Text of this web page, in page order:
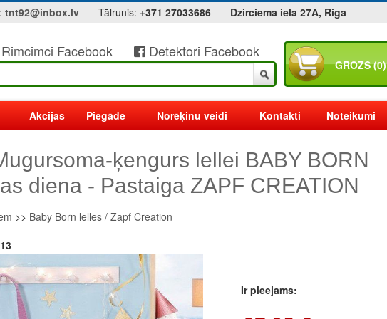
tnt92@inbox.lv Tālrunis: +371 27033686 Dzirciema iela 27A, Riga
Rimcimci Facebook Detektori Facebook
GROZS (0)
Akcijas Piegāde Norēķinu veidi Kontakti Noteikumi
ķengurs lellei BABY BORN
diena - Pastaiga ZAPF CREATION
>> Baby Born lelles / Zapf Creation
Ir pieejams: